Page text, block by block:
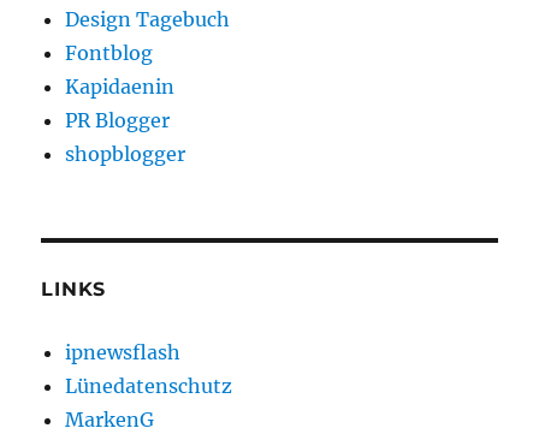
Design Tagebuch
Fontblog
Kapidaenin
PR Blogger
shopblogger
LINKS
ipnewsflash
Lünedatenschutz
MarkenG